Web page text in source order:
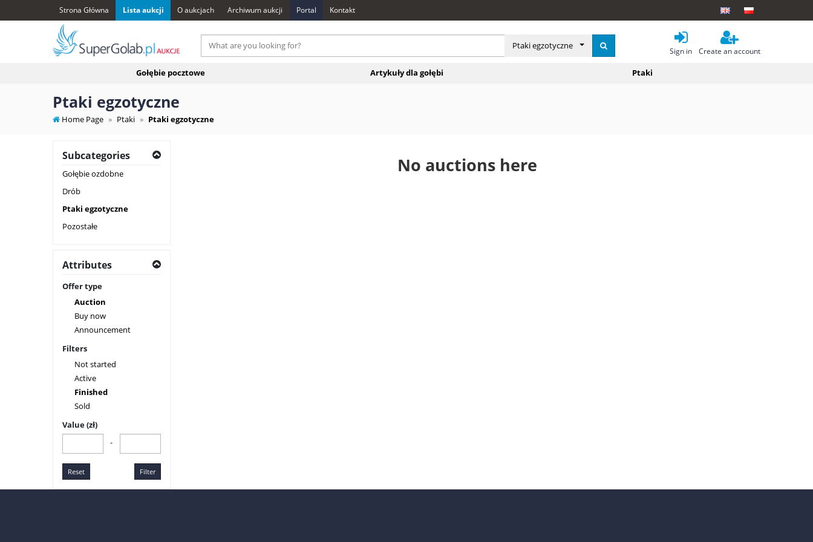
Strona Główna Lista aukcji O aukcjach Archiwum aukcji Portal Kontakt
Ptaki egzotyczne
Sign in Create an account
Gołębie pocztowe Artykuły dla gołębi Ptaki
Ptaki egzotyczne
Home Page Ptaki Ptaki egzotyczne
Subcategories
Gołębie ozdobne
Drób
Ptaki egzotyczne
Pozostałe
Attributes
Offer type
Auction
Buy now
Announcement
Filters
Not started
Active
Finished
Sold
Value (zł)
-
Reset Filter
No auctions here